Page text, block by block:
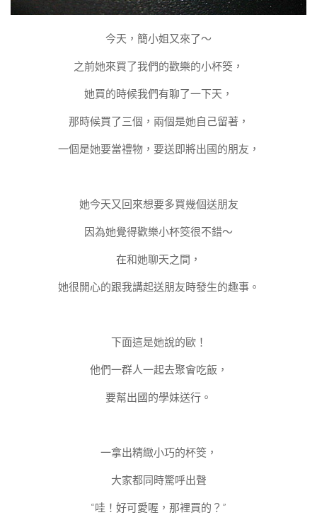
今天，簡小姐又來了～
之前她來買了我們的歡樂的小杯筊，
她買的時候我們有聊了一下天，
那時候買了三個，兩個是她自己留著，
一個是她要當禮物，要送即將出國的朋友，
她今天又回來想要多買幾個送朋友
因為她覺得歡樂小杯筊很不錯～
在和她聊天之間，
她很開心的跟我講起送朋友時發生的趣事。
下面這是她說的歐！
他們一群人一起去聚會吃飯，
要幫出國的學妹送行。
一拿出精緻小巧的杯筊，
大家都同時驚呼出聲
“哇！好可愛喔，那裡買的？”